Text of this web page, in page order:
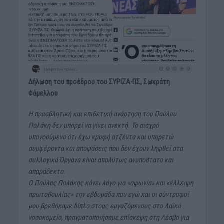
Δήλωση του προέδρου του ΣΥΡΙΖΑ-ΠΣ, Σωκράτη
Φάμελλου
Η προσβλητική και επιθετική ανάρτηση του Παύλου
Πολάκη δεν μπορεί να γίνει ανεκτή. Το αισχρό
υπονοούμενο ότι έχω κρυφή ατζέντα και υπηρετώ
συμφέροντα και αποφάσεις που δεν έχουν ληφθεί στα
συλλογικά Όργανα είναι απολύτως ανυπόστατο και
απαράδεκτο.
Ο Παύλος Πολάκης κάνει λόγο για «αφωνία» και «έλλειψη
πρωτοβουλίας» την εβδομάδα που εγώ και οι σύντροφοί
μου βρεθήκαμε δίπλα στους εργαζόμενους στο Λαϊκό
νοσοκομείο, πραγματοποιήσαμε επίσκεψη στη Λέσβο για